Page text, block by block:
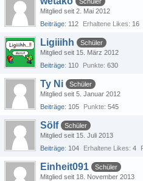
Mitglied seit 2. Mai 2012
Beiträge 112 Erhaltene Likes 16
Ligiiihh
Schüler
Mitglied seit 15. März 2012
Beiträge 110 Punkte 630
Ty Ni
Schüler
Mitglied seit 5. Januar 2012
Beiträge 105 Punkte 545
Sölf
Schüler
Mitglied seit 15. Juli 2013
Beiträge 104 Erhaltene Likes 4
Einheit091
Schüler
Mitglied seit 18. November 2013